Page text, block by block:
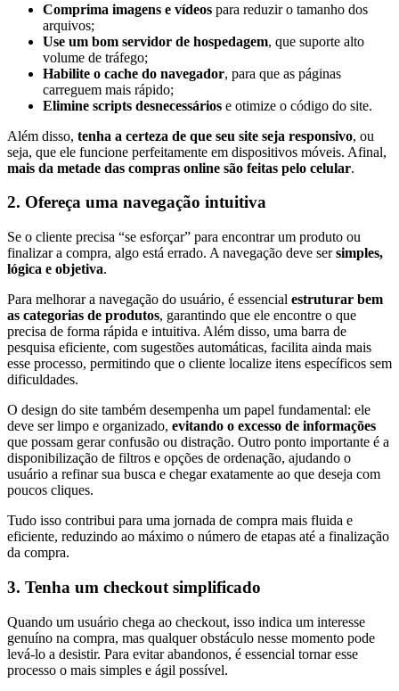
Comprima imagens e vídeos para reduzir o tamanho dos
arquivos;
Use um bom servidor de hospedagem, que suporte alto
volume de tráfego;
Habilite o cache do navegador, para que as páginas
carreguem mais rápido;
Elimine scripts desnecessários e otimize o código do site.
Além disso, tenha a certeza de que seu site seja responsivo, ou
seja, que ele funcione perfeitamente em dispositivos móveis. Afinal,
mais da metade das compras online são feitas pelo celular.
2. Ofereça uma navegação intuitiva
Se o cliente precisa “se esforçar” para encontrar um produto ou
finalizar a compra, algo está errado. A navegação deve sersimples,
lógica e objetiva.
Para melhorar a navegação do usuário, é essencial estruturar bem
as categorias de produtos, garantindo que ele encontre o que
precisa de forma rápida e intuitiva. Além disso, uma barra de
pesquisa eficiente, com sugestões automáticas, facilita ainda mais
esse processo, permitindo que o cliente localize itens específicos sem
dificuldades.
O design do site também desempenha um papel fundamental: ele
deve ser limpo e organizado, evitando o excesso de informações
que possam gerar confusão ou distração. Outro ponto importante é a
disponibilização de filtros e opções de ordenação, ajudando o
usuário a refinar sua busca e chegar exatamente ao que deseja com
poucos cliques.
Tudo isso contribui para uma jornada de compra mais fluida e
eficiente, reduzindo ao máximo o número de etapas até a finalização
da compra.
3. Tenha um checkout simplificado
Quando um usuário chega ao checkout, isso indica um interesse
genuíno na compra, mas qualquer obstáculo nesse momento pode
levá-lo a desistir. Para evitar abandonos, é essencial tornar esse
processo o mais simples e ágil possível.